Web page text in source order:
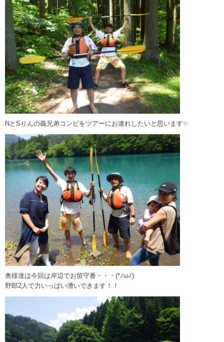
NとSりんの義兄弟コンビをツアーにお連れしたいと思います✨
奥様達は今回は岸辺でお留守番・・・(*ﾉωﾉ)
野郎2人で力いっぱい漕いできます！！